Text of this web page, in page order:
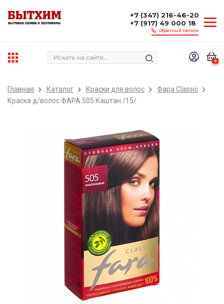
+7 (347) 216-46-20
+7 (917) 49 000 18
Обратный звонок
0
Главная Каталог Краски для волос
Фара Classic
Краска д/волос ФАРА 505 Каштан /15/